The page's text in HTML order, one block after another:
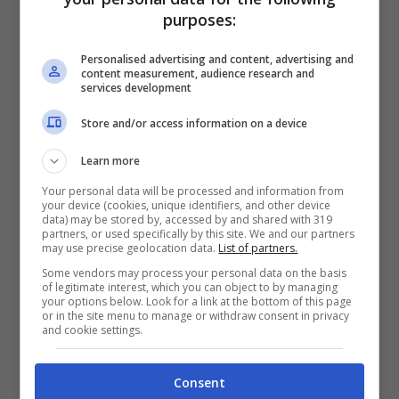
tocca proprio fare così!
Trucco per pulire pavimenti polverosi CheDonna.it
Il primo passo consiste nel prendere del
Il nastro biadesivo
purposes:
Personalised advertising and content, advertising and
content measurement, audience research and
services development
Store and/or access information on a device
Learn more
Your personal data will be processed and information from
your device (cookies, unique identifiers, and other device
data) may be stored by, accessed by and shared with 319
partners, or used specifically by this site. We and our partners
may use precise geolocation data. List of partners.
Some vendors may process your personal data on the basis
of legitimate interest, which you can object to by managing
your options below. Look for a link at the bottom of this page
or in the site menu to manage or withdraw consent in privacy
and cookie settings.
Consent